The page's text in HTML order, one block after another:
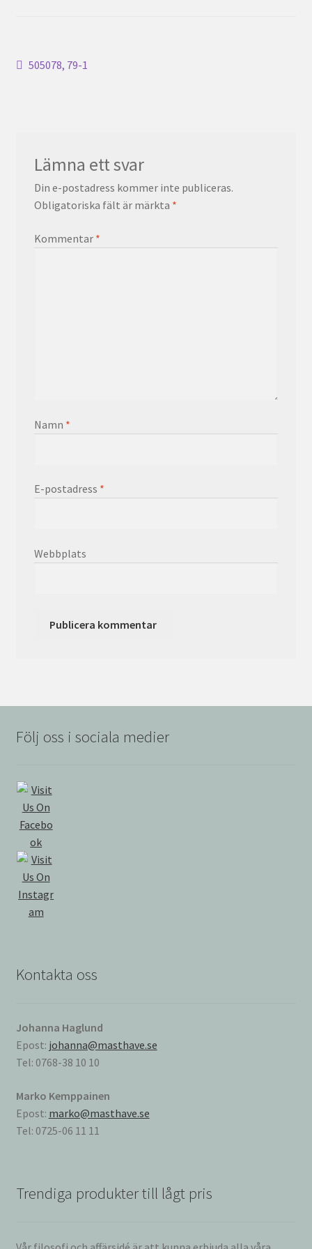
Inläggsnavigering
Föregående
505078, 79-1
Lämna ett svar
Din e-postadress kommer inte publiceras.
Obligatoriska fält är märkta *
Kommentar *
Namn *
E-postadress *
Webbplats
Följ oss i sociala medier
Kontakta oss
Johanna Haglund
Epost: johanna@masthave.se
Tel: 0768-38 10 10
Marko Kemppainen
Epost: marko@masthave.se
Tel: 0725-06 11 11
Trendiga produkter till lågt pris